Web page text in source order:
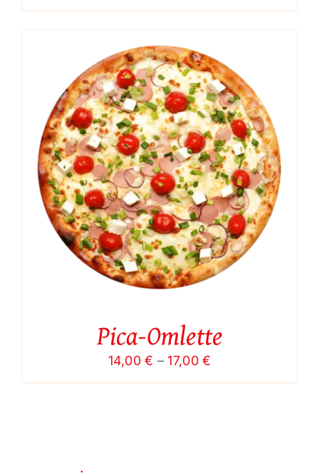
range:
14,00 €
17,00 €
Pica-Omlette
14,00€ – 17,00€
range: